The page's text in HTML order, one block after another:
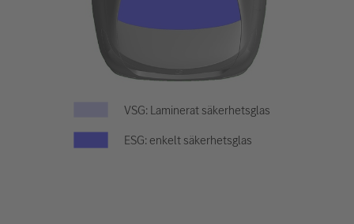
VSG: Laminerat säkerhetsglas
ESG: enkelt säkerhetsglas